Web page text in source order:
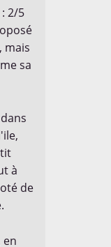
: 2/5
mais
sa
à
de
en